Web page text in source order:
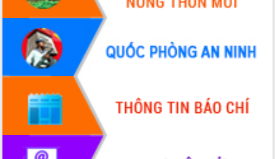
Hội nghị triển khai kết nối mạng
truyền số liệu chuyên dùng phục vụ cơ
quan Đảng, Nhà nước
Lễ phát động chuỗi hoạt động chung
tay làm sạch môi trường
Xã Ea Kar bước chuyển mình trong
công tác cải cách hành chính mô hình
UBND tỉnh họp báo định kỳ tháng 4
năm 2026
Hội thảo khoa học “Giải pháp thúc đẩy
phát triển nền kinh tế xanh tại tỉnh